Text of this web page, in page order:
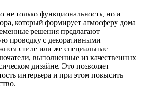
не только функциональность, но и
который формирует атмосферу дома
решения предлагают
проводку с декоративными
стиле или же специальные
выполненные из качественных
дизайне. Это позволяет
интерьера и при этом повысить